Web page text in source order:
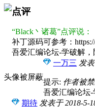
点评
“Black丶诸葛”点评说：
补丁源码可参考：
吾爱汇编论坛-学破解
头像被屏蔽
一万三 发
提示: 作者被
吾爱汇编论坛
期待 发表于 2018-5-